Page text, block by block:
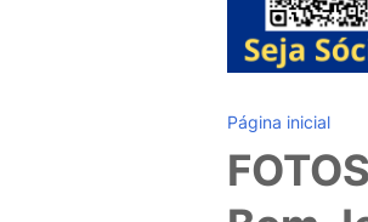
Página inicial